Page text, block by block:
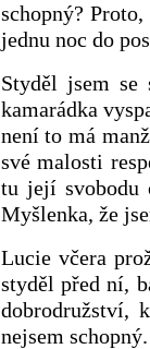
schopný?
jednu noc do
Styděl jsem se
kamarádka
není to má
své malosti
tu její svobodu
Myšlenka, že
Lucie včera
styděl před ní,
dobrodružství,
nejsem